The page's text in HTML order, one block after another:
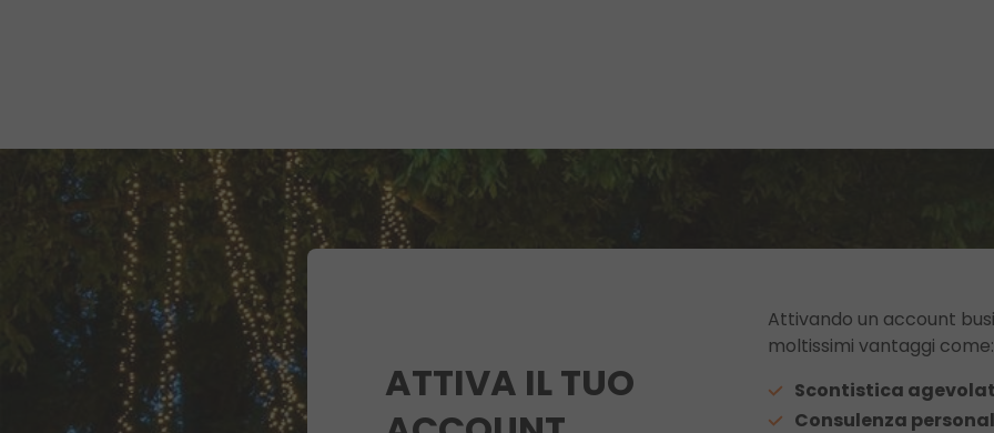
ATTIVA IL TUO
Attivando un account
moltissimi vantaggi come:
Scontistica
Consulenza